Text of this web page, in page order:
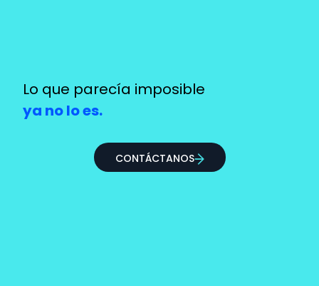
Lo que parecía imposible
ya no lo es.
CONTÁCTANOS